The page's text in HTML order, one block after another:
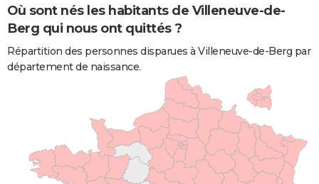
Où sont nés les habitants de Villeneuve-de-
Berg qui nous ont quittés ?
Répartition des personnes disparues à Villeneuve-de-Berg par
département de naissance.